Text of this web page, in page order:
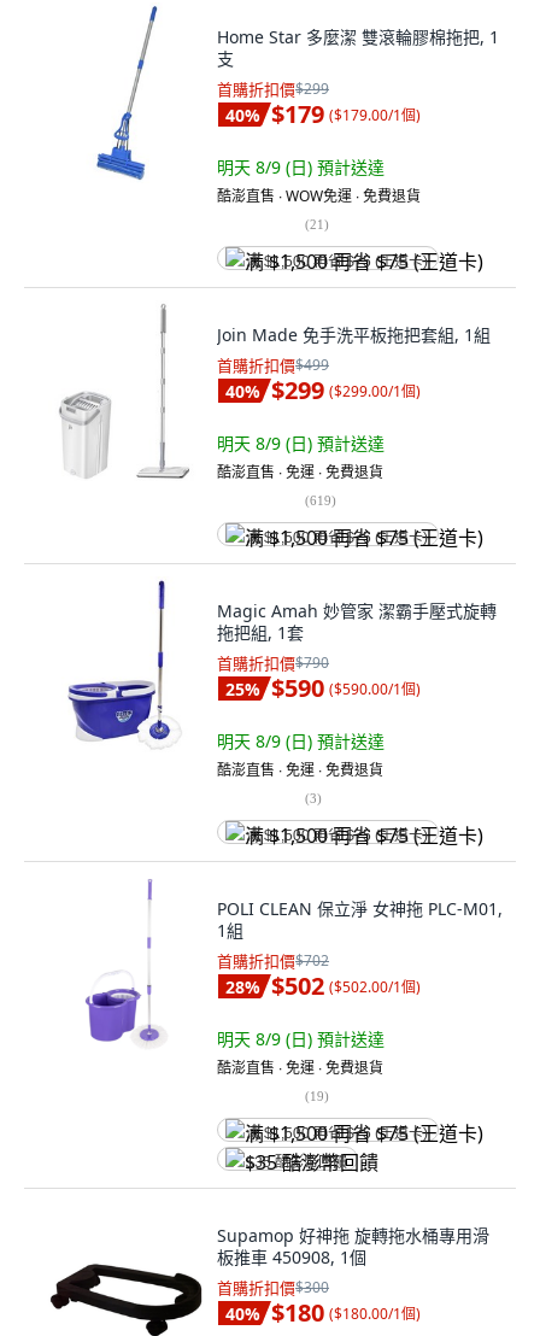
Home Star 多麼潔 雙滾輪膠棉拖把, 1
支
首購折扣價$299
40% $179 ($179.00/1個)
明天 8/9 (日) 預計送達
酷澎直售 ∙ WOW免運 ∙ 免費退貨
(21)
满 $1,500 再省 $75 (王道卡)
Join Made 免手洗平板拖把套組, 1組
首購折扣價$499
40% $299 ($299.00/1個)
明天 8/9 (日) 預計送達
酷澎直售 ∙ 免運 ∙ 免費退貨
(619)
满 $1,500 再省 $75 (王道卡)
Magic Amah 妙管家 潔霸手壓式旋轉
拖把組, 1套
首購折扣價$790
25% $590 ($590.00/1個)
明天 8/9 (日) 預計送達
酷澎直售 ∙ 免運 ∙ 免費退貨
(3)
满 $1,500 再省 $75 (王道卡)
POLI CLEAN 保立淨 女神拖 PLC-M01,
1組
首購折扣價$702
28% $502 ($502.00/1個)
明天 8/9 (日) 預計送達
酷澎直售 ∙ 免運 ∙ 免費退貨
(19)
满 $1,500 再省 $75 (王道卡)
$35 酷澎幣回饋
Supamop 好神拖 旋轉拖水桶專用滑
板推車 450908, 1個
首購折扣價$300
40% $180 ($180.00/1個)